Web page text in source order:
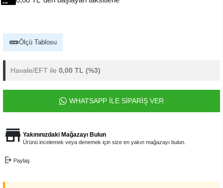
Ölçü Tablosu
Havale/EFT ile 0,00 TL (%3)
WHATSAPP İLE SİPARİŞ VER
Yakınınızdaki Mağazayı Bulun
Ürünü incelemek veya denemek için size en yakın mağazayı bulun.
Paylaş